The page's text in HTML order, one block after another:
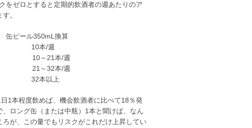
をゼロとすると定期的飲酒者の週あたりのア
。
換算
10本/週
10～21本/週
21～32本/週
32本以上
1本程度飲めば、機会飲酒者に比べて18％発
ロング缶（または中瓶）1本と聞けば、なん
が、この量でもリスクがこれだけ上昇してい